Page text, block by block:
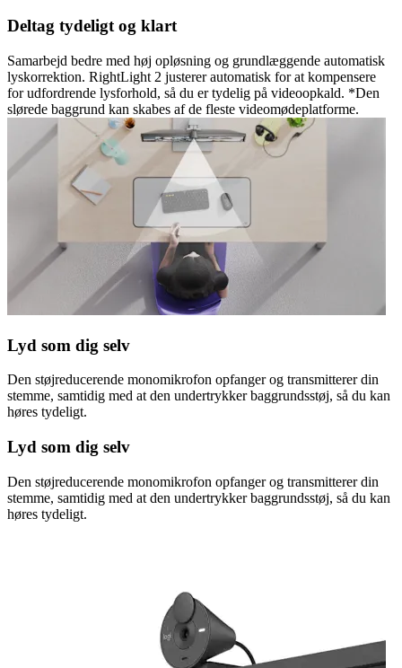
Deltag tydeligt og klart
Samarbejd bedre med høj opløsning og grundlæggende automatisk
lyskorrektion. RightLight 2 justerer automatisk for at kompensere
for udfordrende lysforhold, så du er tydelig på videoopkald. *Den
slørede baggrund kan skabes af de fleste videomødeplatforme.
Lyd som dig selv
Den støjreducerende monomikrofon opfanger og transmitterer din
stemme, samtidig med at den undertrykker baggrundsstøj, så du kan
høres tydeligt.
Lyd som dig selv
Den støjreducerende monomikrofon opfanger og transmitterer din
stemme, samtidig med at den undertrykker baggrundsstøj, så du kan
høres tydeligt.